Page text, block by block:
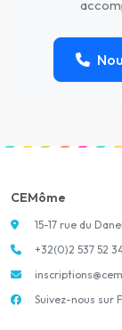
CEMôme
15-17 rue du
+32(0)2 537 52
Suivez-nous sur